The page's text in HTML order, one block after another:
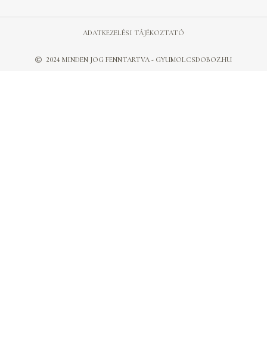
2024 MINDEN JOG FENNTARTVA - GYUMOLCSDOBOZ.HU
ADATKEZELÉSI TÁJÉKOZTATÓ